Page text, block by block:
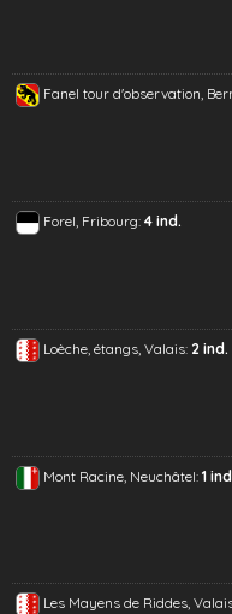
Fanel tour d'observation,
Forel, Fribourg: 4 ind.
Loèche, étangs, Valais: 2 ind.
Mont Racine, Neuchâtel: 1
Les Mayens de Riddes,